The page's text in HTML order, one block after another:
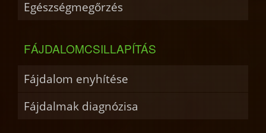
Egészségmegőrzés
FÁJDALOMCSILLAPÍTÁS
Fájdalom enyhítése
Fájdalmak diagnózisa